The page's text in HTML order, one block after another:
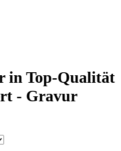
in Top-Qualität
- Gravur